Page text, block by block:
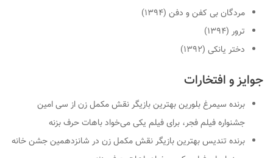
مردگان بی کفن و دفن (۱۳۹۴)
ترور (۱۳۹۴)
دختر یانکی (۱۳۹۲)
جوایز و افتخارات
برنده سیمرغ بلورین بهترین بازیگر نقش مکمل زن از سی امین
جشنواره فیلم فجر، برای فیلم یکی می‌خواد باهات حرف بزنه
برنده تندیس بهترین بازیگر نقش مکمل زن در شانزدهمین جشن خانه